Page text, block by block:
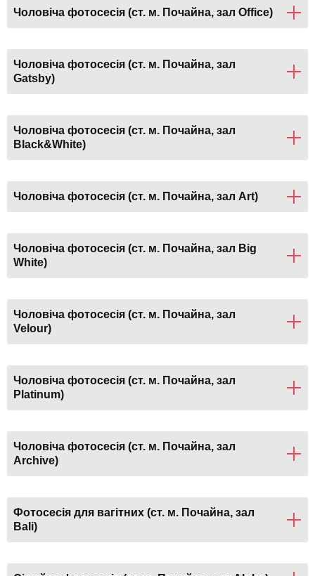
Чоловіча фотосесія (ст. м. Почайна, зал Office)
Чоловіча фотосесія (ст. м. Почайна, зал
Gatsby)
Чоловіча фотосесія (ст. м. Почайна, зал
Black&White)
Чоловіча фотосесія (ст. м. Почайна, зал Art)
Чоловіча фотосесія (ст. м. Почайна, зал Big
White)
Чоловіча фотосесія (ст. м. Почайна, зал
Velour)
Чоловіча фотосесія (ст. м. Почайна, зал
Platinum)
Чоловіча фотосесія (ст. м. Почайна, зал
Archive)
Фотосесія для вагітних (ст. м. Почайна, зал
Bali)